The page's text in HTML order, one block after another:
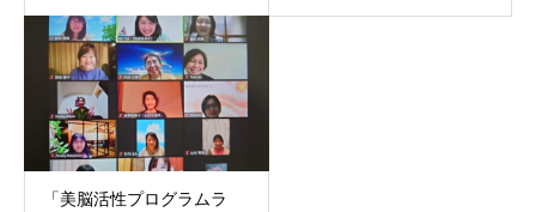
「美脳活性プログラムラ